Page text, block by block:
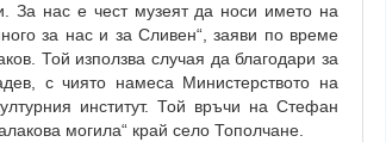
За нас е чест музеят да носи името на
за нас и за Сливен“, заяви по време
Той използва случая да благодари за
с чиято намеса Министерството на
институт. Той връчи на Стефан
могила“ край село Тополчане.